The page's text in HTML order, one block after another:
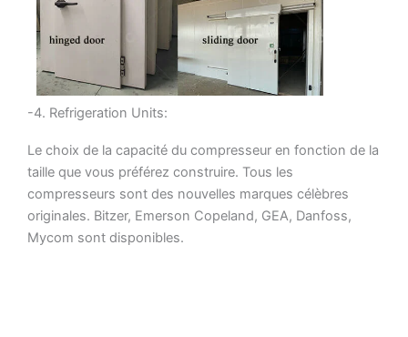
-4. Refrigeration Units:
Le choix de la capacité du compresseur en fonction de la
taille que vous préférez construire. Tous les
compresseurs sont des nouvelles marques célèbres
originales. Bitzer, Emerson Copeland, GEA, Danfoss,
Mycom sont disponibles.